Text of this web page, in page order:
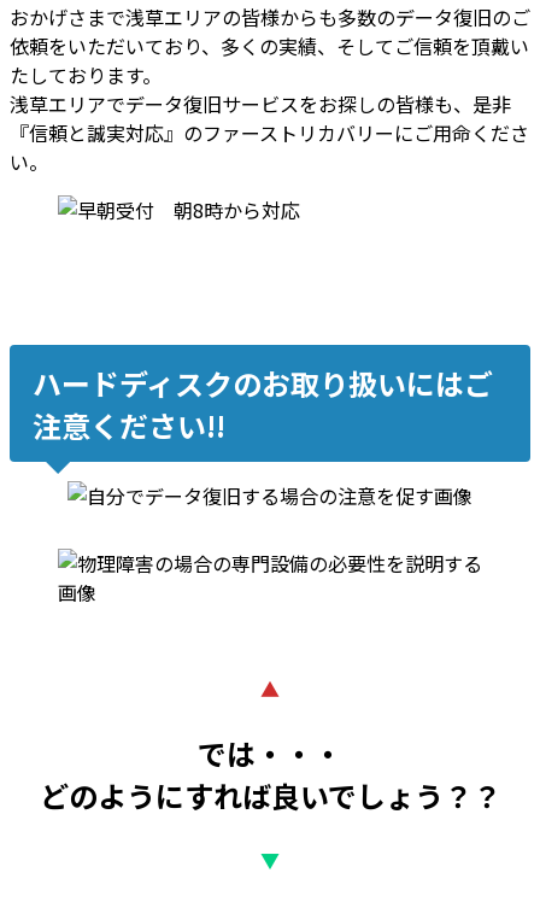
おかげさまで浅草エリアの皆様からも多数のデータ復旧のご
依頼をいただいており、多くの実績、そしてご信頼を頂戴い
たしております。
浅草エリアでデータ復旧サービスをお探しの皆様も、是非
『信頼と誠実対応』のファーストリカバリーにご用命くださ
い。
ハードディスクのお取り扱いにはご
注意ください!!
▲
では・・・
どのようにすれば良いでしょう？？
▼